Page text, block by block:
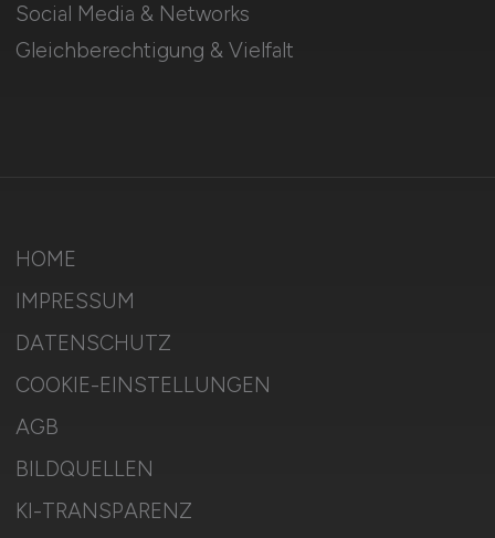
Social Media & Networks
Gleichberechtigung & Vielfalt
HOME
IMPRESSUM
DATENSCHUTZ
COOKIE-EINSTELLUNGEN
AGB
BILDQUELLEN
KI-TRANSPARENZ